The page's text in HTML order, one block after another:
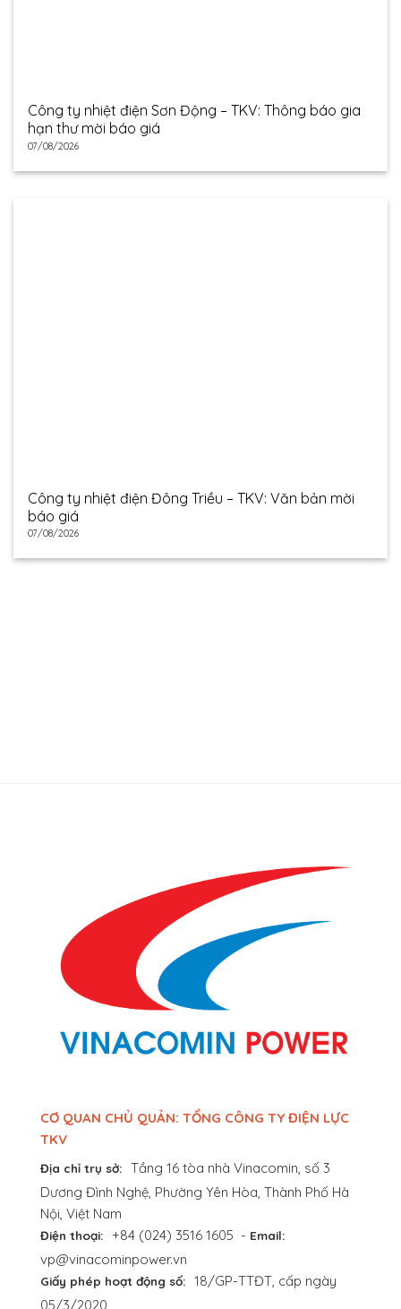
Công ty nhiệt điện Sơn Động – TKV: Thông báo gia
hạn thư mời báo giá
07/08/2026
Công ty nhiệt điện Đông Triều – TKV: Văn bản mời
báo giá
07/08/2026
CƠ QUAN CHỦ QUẢN: TỔNG CÔNG TY ĐIỆN LỰC
TKV
Địa chỉ trụ sở: Tầng 16 tòa nhà Vinacomin, số 3
Dương Đình Nghệ, Phường Yên Hòa, Thành Phố Hà
Nội, Việt Nam
Điện thoại: +84 (024) 3516 1605 - Email:
vp@vinacominpower.vn
Giấy phép hoạt động số: 18/GP-TTĐT, cấp ngày
05/3/2020